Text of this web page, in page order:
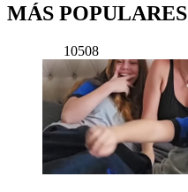
MÁS POPULARES
10508